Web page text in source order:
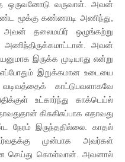
வருவாள். அவன்
மூக்கு கண்ணாடி அணிந்து,
அவன் தலைமயிர் ஒழுங்கற்று
அணிந்திருக்கமாட்டான். அவன்
இருக்க முடியாது என்று
இறுக்கமான உடையை
காட்டுபவளாகவே
உட்கார்ந்து காக்டெய்ல்
கிசுகிசுப்பாக எதாவது
இருந்ததில்லை. காதல்
முன்பாக அவர்கள்
செய்து கொள்வான். அவனால்